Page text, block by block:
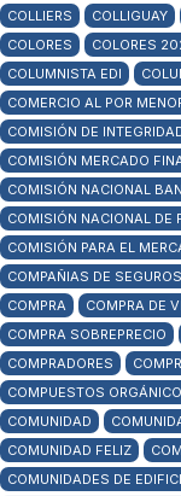
COLLIERS
COLLIGUAY
COLORES
COLORES
COLUMNISTA EDI
COMERCIO AL POR
COMISIÓN DE
COMISIÓN MERCADO
COMISIÓN NACIONAL
COMISIÓN NACIONAL DE
COMISIÓN PARA EL
COMPAÑIAS DE SEGUROS
COMPRA
COMPRA DE
COMPRA SOBREPRECIO
COMPRADORES
COMPUESTOS
COMUNIDAD
COMUNIDAD FELIZ
COMUNIDADES DE